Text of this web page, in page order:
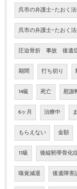
呉市の弁護士･たおく
呉市の弁護士･たおく
圧迫骨折 事故 後遺
期間 打ち切り
14級 死亡 慰謝
6ヶ月 治療中
もらえない 金額
11級 後縦靭帯骨化
嗅覚減退 後遺障害